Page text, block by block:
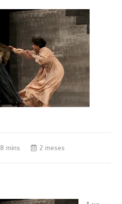
8 mins 2 meses